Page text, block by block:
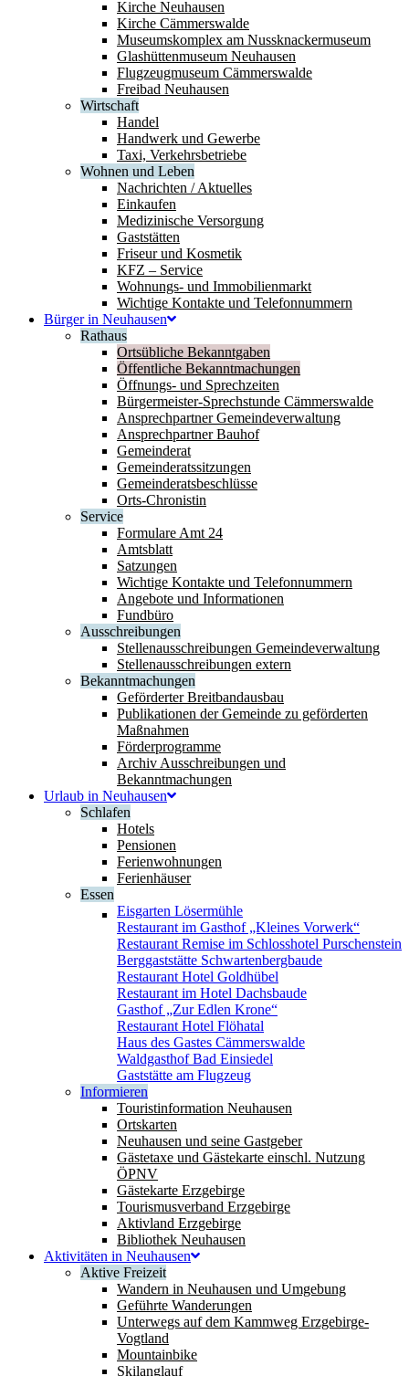
Kirche Neuhausen
Kirche Cämmerswalde
Museumskomplex am Nussknackermuseum
Glashüttenmuseum Neuhausen
Flugzeugmuseum Cämmerswalde
Freibad Neuhausen
Wirtschaft
Handel
Handwerk und Gewerbe
Taxi, Verkehrsbetriebe
Wohnen und Leben
Nachrichten / Aktuelles
Einkaufen
Medizinische Versorgung
Gaststätten
Friseur und Kosmetik
KFZ – Service
Wohnungs- und Immobilienmarkt
Wichtige Kontakte und Telefonnummern
Bürger in Neuhausen
Rathaus
Ortsübliche Bekanntgaben
Öffentliche Bekanntmachungen
Öffnungs- und Sprechzeiten
Bürgermeister-Sprechstunde Cämmerswalde
Ansprechpartner Gemeindeverwaltung
Ansprechpartner Bauhof
Gemeinderat
Gemeinderatssitzungen
Gemeinderatsbeschlüsse
Orts-Chronistin
Service
Formulare Amt 24
Amtsblatt
Satzungen
Wichtige Kontakte und Telefonnummern
Angebote und Informationen
Fundbüro
Ausschreibungen
Stellenausschreibungen Gemeindeverwaltung
Stellenausschreibungen extern
Bekanntmachungen
Geförderter Breitbandausbau
Publikationen der Gemeinde zu geförderten
Maßnahmen
Förderprogramme
Archiv Ausschreibungen und
Bekanntmachungen
Urlaub in Neuhausen
Schlafen
Hotels
Pensionen
Ferienwohnungen
Ferienhäuser
Essen
Eisgarten Lösermühle
Restaurant im Gasthof „Kleines Vorwerk“
Restaurant Remise im Schlosshotel Purschenstein
Berggaststätte Schwartenbergbaude
Restaurant Hotel Goldhübel
Restaurant im Hotel Dachsbaude
Gasthof „Zur Edlen Krone“
Restaurant Hotel Flöhatal
Haus des Gastes Cämmerswalde
Waldgasthof Bad Einsiedel
Gaststätte am Flugzeug
Informieren
Touristinformation Neuhausen
Ortskarten
Neuhausen und seine Gastgeber
Gästetaxe und Gästekarte einschl. Nutzung
ÖPNV
Gästekarte Erzgebirge
Tourismusverband Erzgebirge
Aktivland Erzgebirge
Bibliothek Neuhausen
Aktivitäten in Neuhausen
Aktive Freizeit
Wandern in Neuhausen und Umgebung
Geführte Wanderungen
Unterwegs auf dem Kammweg Erzgebirge-
Vogtland
Mountainbike
Skilanglauf